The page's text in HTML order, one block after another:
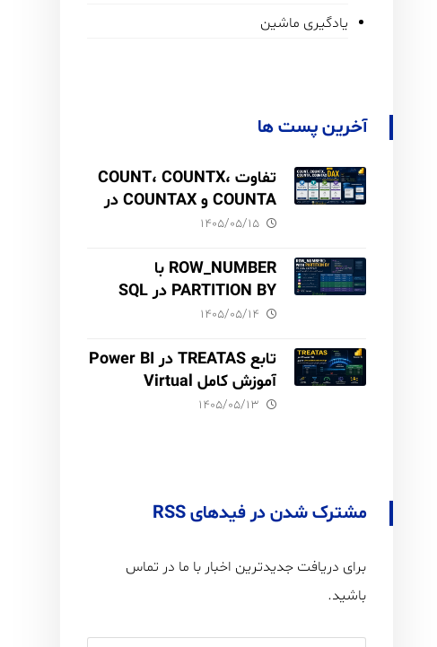
یادگیری ماشین
آخرین پست ها
تفاوت COUNT، COUNTX،
COUNTA و COUNTAX در
DAX۱۴۰۵/۰۵/۱۵
ROW_NUMBER با
PARTITION BY در SQL
Server آموزش کامل با مثال۱۴۰۵/۰۵/۱۴
تابع TREATAS در Power BI
آموزش کامل Virtual
Relationship،
۱۴۰۵/۰۵/۱۳
مشترک شدن در فیدهای RSS
برای دریافت جدیدترین اخبار با ما در تماس
باشید.